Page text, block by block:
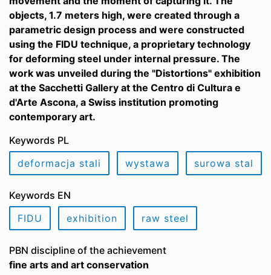
objects, 1.7 meters high, were created through a
parametric design process and were constructed
using the FIDU technique, a proprietary technology
for deforming steel under internal pressure. The
work was unveiled during the "Distortions" exhibition
at the Sacchetti Gallery at the Centro di Cultura e
d'Arte Ascona, a Swiss institution promoting
contemporary art.
Keywords PL
deformacja stali
wystawa surowa stal
Keywords EN
FIDU
exhibition raw steel
PBN discipline of the achievement
fine arts and art conservation